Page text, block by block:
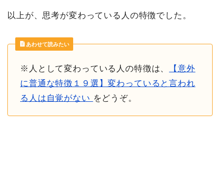
以上が、思考が変わっている人の特徴でした。
あわせて読みたい
※人として変わっている人の特徴は、
【意外
に普通な特徴１９選】変わっていると言われ
る人は自覚がない をどうぞ。